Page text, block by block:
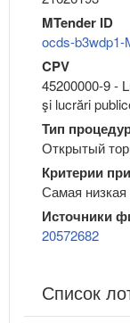
MTender ID
ocds-b3wdp1-
CPV
45200000-9 -
şi lucrări
Тип
Открытый
Критерии
Самая
Источники
20572682
Список